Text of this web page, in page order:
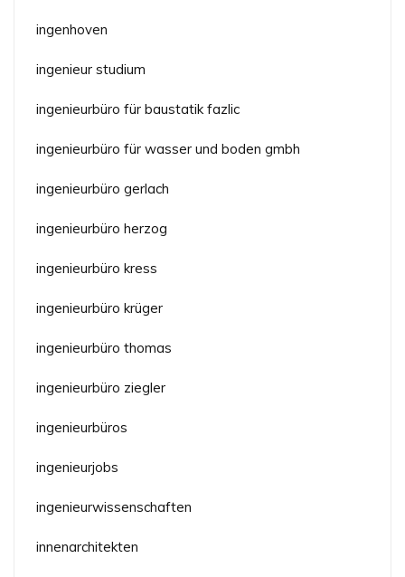
ingenhoven
ingenieur studium
ingenieurbüro für baustatik fazlic
ingenieurbüro für wasser und boden gmbh
ingenieurbüro gerlach
ingenieurbüro herzog
ingenieurbüro kress
ingenieurbüro krüger
ingenieurbüro thomas
ingenieurbüro ziegler
ingenieurbüros
ingenieurjobs
ingenieurwissenschaften
innenarchitekten